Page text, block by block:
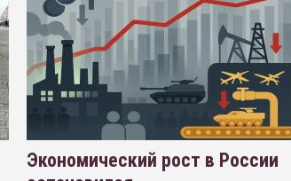
Экономический рост в России